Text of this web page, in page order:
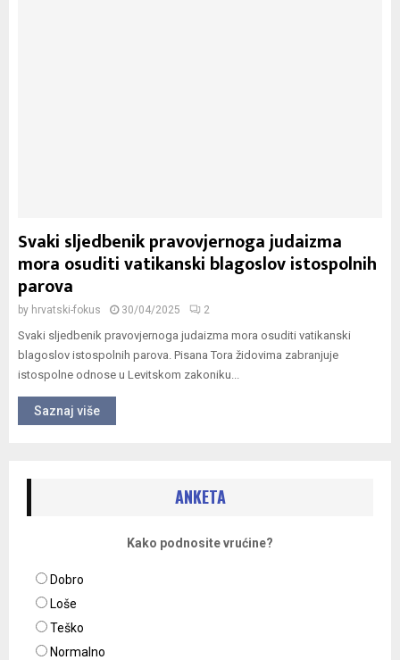
Svaki sljedbenik pravovjernoga judaizma
mora osuditi vatikanski blagoslov istospolnih
parova
by hrvatski-fokus 30/04/2025 2
Svaki sljedbenik pravovjernoga judaizma mora osuditi vatikanski
blagoslov istospolnih parova. Pisana Tora židovima zabranjuje
istospolne odnose u Levitskom zakoniku...
Saznaj više
ANKETA
Kako podnosite vrućine?
Dobro
Loše
Teško
Normalno